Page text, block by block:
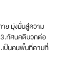
ย มุ่งมั่นสู่ความ
3.ทัศนคติบวกต่อ
เป็นคนพื้นที่ตามที่